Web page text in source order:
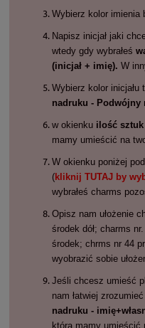
Wybierz kolor imienia
Napisz inicjał jaki
wtedy gdy wybrałeś
(inicjał + imię). W
Wybierz kolor inicjału
nadruku - Podwójny
w okienku ilość
mamy umieścić na
W okienku poniżej
(kliknij TUTAJ by
wybrałeś charms
Opisz nam ułożenie
środek dół; charms
środek; chrms nr 44
wyobrazić sobie
Jeśli chcesz umieść
nam łatwiej
nadruku -
którą mamy umieścić